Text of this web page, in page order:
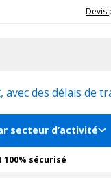
20ans d'expérience auxDevis
des délais de
secteur d’activité
100% sécurisé